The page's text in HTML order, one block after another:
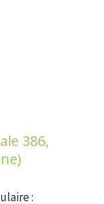
386,
: